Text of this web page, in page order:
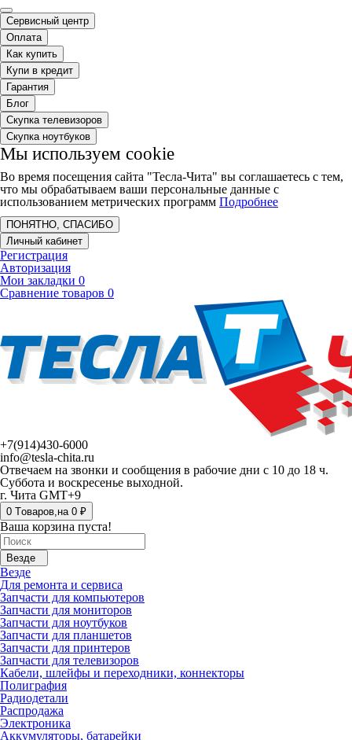
Сервисный центр
Оплата
Как купить
Купи в кредит
Гарантия
Блог
Скупка телевизоров
Скупка ноутбуков
Мы используем cookie
Во время посещения сайта "Тесла-Чита" вы соглашаетесь с тем,
что мы обрабатываем ваши персональные данные с
использованием метрических программ Подробнее
ПОНЯТНО, СПАСИБО
Личный кабинет
Регистрация
Авторизация
Мои закладки 0
Сравнение товаров 0
+7(914)430-6000
info@tesla-chita.ru
Отвечаем на звонки и сообщения в рабочие дни с 10 до 18 ч.
Суббота и воскресенье выходной.
г. Чита GMT+9
0 Tоваров,на 0 ₽
Ваша корзина пуста!
Везде
Везде
Для ремонта и сервиса
Запчасти для компьютеров
Запчасти для мониторов
Запчасти для ноутбуков
Запчасти для планшетов
Запчасти для принтеров
Запчасти для телевизоров
Кабели, шлейфы и переходники, коннекторы
Полиграфия
Радиодетали
Распродажа
Электроника
Аккумуляторы, батарейки